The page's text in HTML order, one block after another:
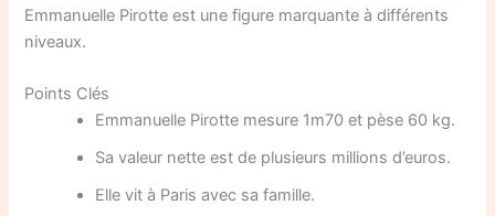
Emmanuelle Pirotte est une figure marquante à différents
niveaux.
Points Clés
Emmanuelle Pirotte mesure 1m70 et pèse 60 kg.
Sa valeur nette est de plusieurs millions d’euros.
Elle vit à Paris avec sa famille.